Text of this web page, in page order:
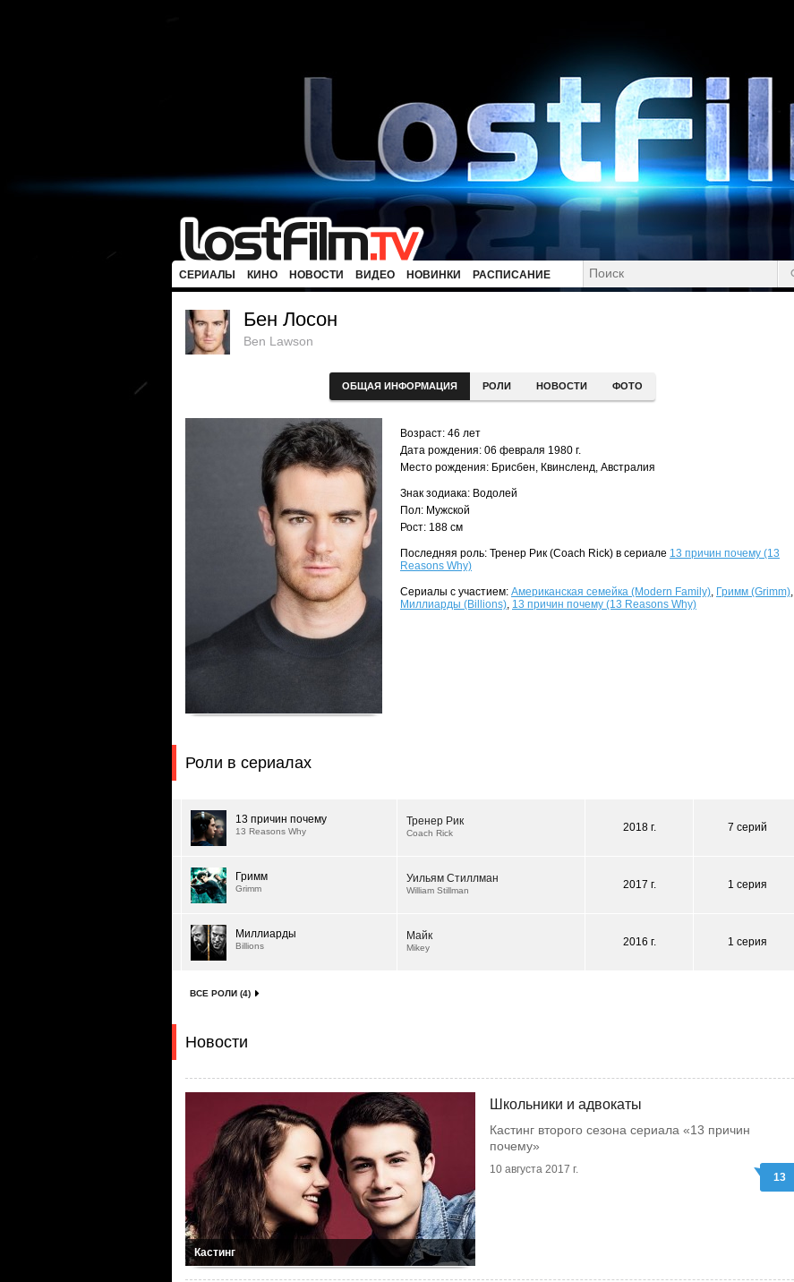
СЕРИАЛЫ КИНО НОВОСТИ ВИДЕО НОВИНКИ РАСПИСАНИЕ
Бен Лосон
Ben Lawson
ОБЩАЯ ИНФОРМАЦИЯ РОЛИ НОВОСТИ ФОТО
Возраст: 46 лет
Дата рождения: 06 февраля 1980 г.
Место рождения: Брисбен, Квинсленд, Австралия
Знак зодиака: Водолей
Пол: Мужской
Рост: 188 см
Последняя роль: Тренер Рик (Coach Rick) в сериале 13 причин почему (13
Reasons Why)
Сериалы с участием: Американская семейка (Modern Family), Гримм (Grimm),
Миллиарды (Billions), 13 причин почему (13 Reasons Why)
Роли в сериалах
13 причин почему
13 Reasons Why
Тренер Рик
Coach Rick 2018 г. 7 серий
Гримм
Grimm
Уильям Стиллман
William Stillman 2017 г. 1 серия
Миллиарды
Billions
Майк
Mikey 2016 г. 1 серия
ВСЕ РОЛИ (4)
Новости
Кастинг
Школьники и адвокаты
Кастинг второго сезона сериала «13 причин
почему»
10 августа 2017 г.
13